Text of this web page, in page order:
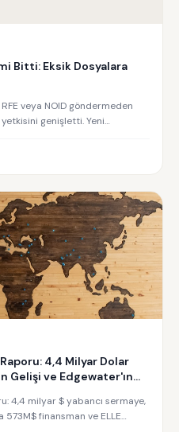
Bitti: Eksik Dosyalara
veya NOID göndermeden
genişletti. Yeni
4,4 Milyar Dolar
Gelişi ve Edgewater'ın
4,4 milyar $ yabancı sermaye,
573M$ finansman ve ELLE